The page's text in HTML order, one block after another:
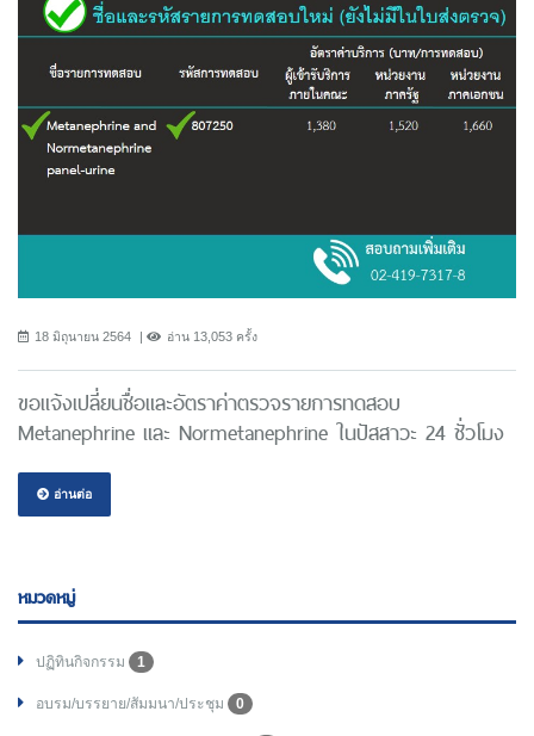
18 มิถุนายน 2564 อ่าน 13,053 ครั้ง
ขอแจ้งเปลี่ยนชื่อและอัตราค่าตรวจรายการทดสอบ
Metanephrine และ Normetanephrine ในปัสสาวะ 24 ชั่วโมง
อ่านต่อ
หมวดหมู่
ปฏิทินกิจกรรม 1
อบรม/บรรยาย/สัมมนา/ประชุม 0